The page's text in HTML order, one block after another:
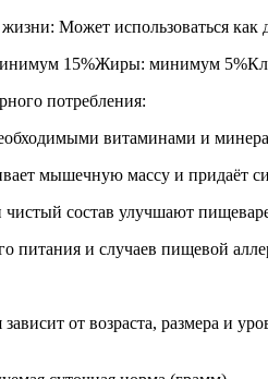
Может использоваться
15%Жиры: минимум
потребления:
витаминами и
мышечную массу и придаёт
состав улучшают
питания и случаев пищевой
от возраста, размера и